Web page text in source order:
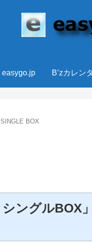
easygo.jp B’zカレン
BOX
シングルBOX